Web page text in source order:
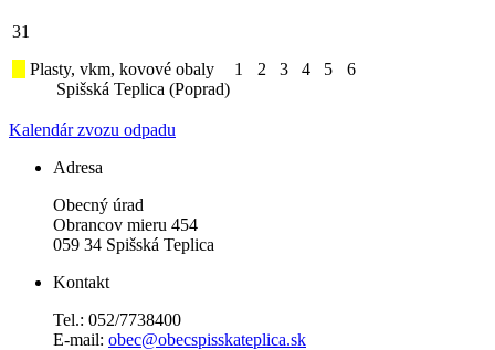
31
Plasty, vkm, kovové obaly
Spišská Teplica (Poprad)
1 2 3 4 5 6
Kalendár zvozu odpadu
Adresa
Obecný úrad
Obrancov mieru 454
059 34 Spišská Teplica
Kontakt
Tel.: 052/7738400
E-mail: obec@obecspisskateplica.sk